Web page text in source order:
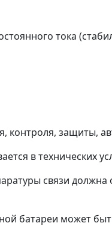
тока
контроля, защиты,
в технических
связи
батареи может